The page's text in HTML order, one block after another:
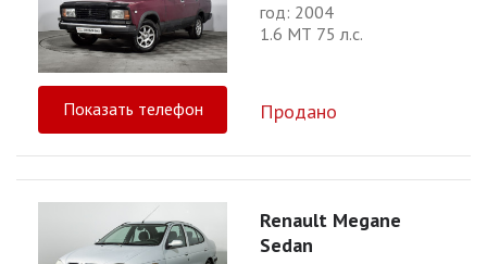
год: 2004
1.6 МТ 75 л.с.
Показать телефон Продано
Renault Megane
Sedan